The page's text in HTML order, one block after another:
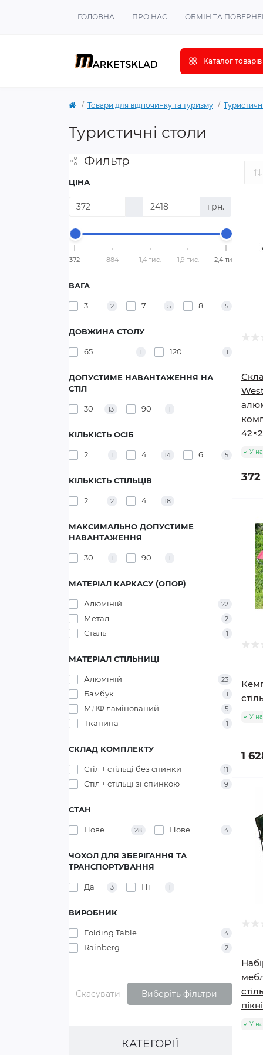
ГОЛОВНА ПРО НАС ОБМІН ТА
Каталог товарів
Товари для відпочинку та туризму
Туристичні столи
Фильтр
ЦІНА
- грн.
372 884 1,4 тис. 1,9 тис. 2,4 тис.
ВАГА
3 2 7 5 8 5
ДОВЖИНА СТОЛУ
65 1 120 1
ДОПУСТИМЕ НАВАНТАЖЕННЯ НА
СТІЛ
30 13 90 1
КІЛЬКІСТЬ ОСІБ
2 1 4 14 6 5
КІЛЬКІСТЬ СТІЛЬЦІВ
2 2 4 18
МАКСИМАЛЬНО ДОПУСТИМЕ
НАВАНТАЖЕННЯ
30 1 90 1
МАТЕРІАЛ КАРКАСУ (ОПОР)
Алюміній 22
Метал 2
Сталь 1
МАТЕРІАЛ СТІЛЬНИЦІ
Алюміній 23
Бамбук 1
МДФ ламінований 5
Тканина 1
СКЛАД КОМПЛЕКТУ
Стіл + стільці без спинки 11
Стіл + стільці зі спинкою 9
СТАН
Нове 28 Нове 4
ЧОХОЛ ДЛЯ ЗБЕРІГАННЯ ТА
ТРАНСПОРТУВАННЯ
Да 3 Ні 1
ВИРОБНИК
Folding Table 4
Rainberg 2
Скасувати Виберіть фільтри
КАТЕГОРІЇ
У
372
У
1
У